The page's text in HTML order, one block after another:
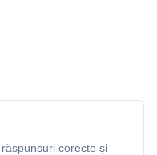
corecte și